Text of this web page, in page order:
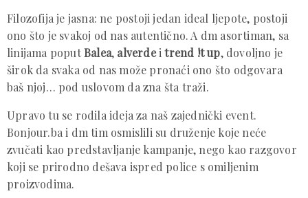
Filozofija je jasna: ne postoji jedan ideal ljepote, postoji
ono što je svakoj od nas autentično. A dm asortiman, sa
linijama poputBalea, alverdei trend !t up, dovoljno je
širok da svaka od nas može pronaći ono što odgovara
baš njoj… pod uslovom da zna šta traži.
Upravo tu se rodila ideja za naš zajednički event.
Bonjour.ba i dm tim osmislili su druženje koje neće
zvučati kao predstavljanje kampanje, nego kao razgovor
koji se prirodno dešava ispred police s omiljenim
proizvodima.